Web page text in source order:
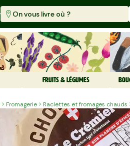
On vous livre où ?
FRUITS & LÉGUMES
Fromagerie Raclettes et fromages chauds